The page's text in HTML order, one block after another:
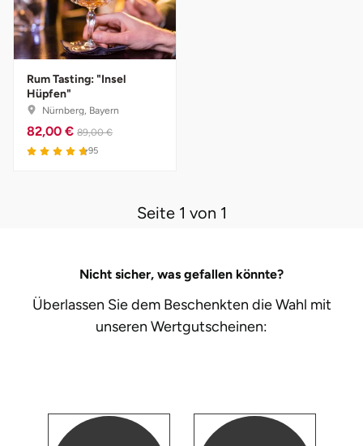
Rum Tasting: "Insel
Hüpfen"
Nürnberg, Bayern
82,00 € 89,00 €
95
Seite 1 von 1
Nicht sicher, was gefallen könnte?
Überlassen Sie dem Beschenkten die Wahl mit
unseren Wertgutscheinen:
Deggendorf
Dessau
Dietzenbach
Erfurt
sächsische Schweiz